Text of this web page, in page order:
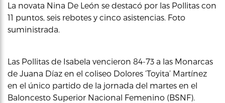
La novata Nina De León se destacó por las Pollitas con
11 puntos, seis rebotes y cinco asistencias. Foto
suministrada.
Las Pollitas de Isabela vencieron 84-73 a las Monarcas
de Juana Díaz en el coliseo Dolores ‘Toyita’ Martínez
en el único partido de la jornada del martes en el
Baloncesto Superior Nacional Femenino (BSNF).